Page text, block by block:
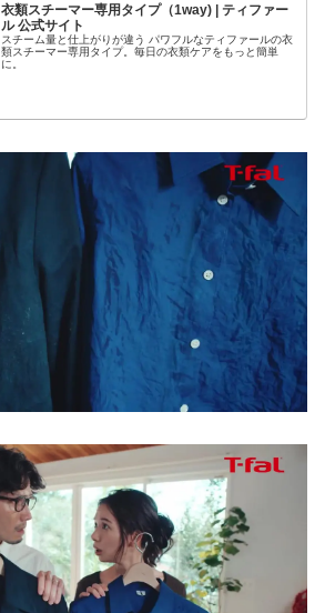
衣類スチーマー専用タイプ（1way) | ティファー
ル 公式サイト
スチーム量と仕上がりが違う パワフルなティファールの衣
類スチーマー専用タイプ。毎日の衣類ケアをもっと簡単
に。